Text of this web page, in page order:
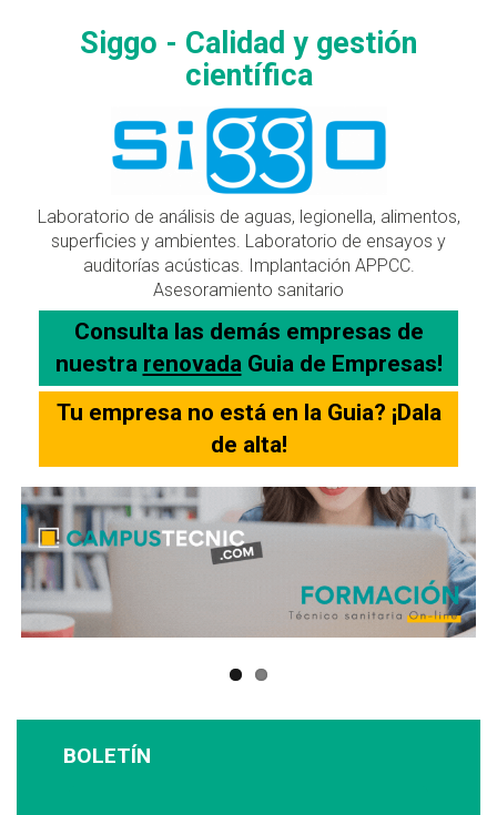
Siggo - Calidad y gestión
científica
Laboratorio de análisis de aguas, legionella, alimentos,
superficies y ambientes. Laboratorio de ensayos y
auditorías acústicas. Implantación APPCC.
Asesoramiento sanitario
Consulta las demás empresas de
nuestra renovadaGuia de Empresas!
Tu empresa no está en la Guia? ¡Dala
de alta!
BOLETÍN